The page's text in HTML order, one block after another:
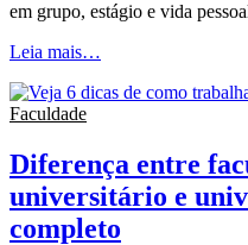
em grupo, estágio e vida
Leia mais…
Faculdade
Diferença entre
universitário e
completo